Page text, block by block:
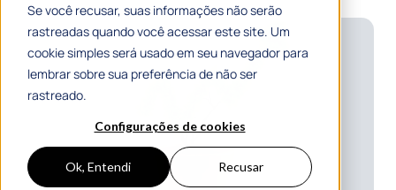
Se você recusar, suas informações não serão
rastreadas quando você acessar este site. Um
cookie simples será usado em seu navegador para
lembrar sobre sua preferência de não ser
rastreado.
Configurações de cookies
Ok, Entendi Recusar